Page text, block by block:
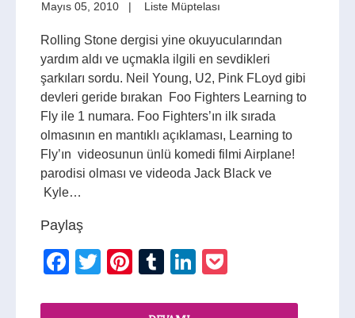
Mayıs 05, 2010 Liste Müptelası
Rolling Stone dergisi yine okuyucularından
yardım aldı ve uçmakla ilgili en sevdikleri
şarkıları sordu. Neil Young, U2, Pink FLoyd gibi
devleri geride bırakan Foo Fighters Learning to
Fly ile 1 numara. Foo Fighters’ın ilk sırada
olmasının en mantıklı açıklaması, Learning to
Fly’ın videosunun ünlü komedi filmi Airplane!
parodisi olması ve videoda Jack Black ve
Kyle…
Paylaş
Facebook
TwitterPinterest
TumblrLinkedIn